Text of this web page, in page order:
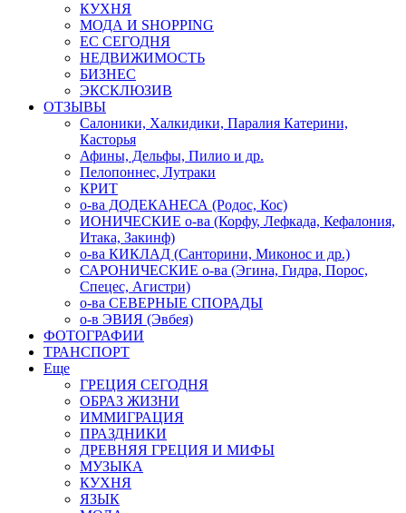
КУХНЯ
МОДА И SHOPPING
ЕС СЕГОДНЯ
НЕДВИЖИМОСТЬ
БИЗНЕС
ЭКСКЛЮЗИВ
ОТЗЫВЫ
Салоники, Халкидики, Паралия Катерини,
Касторья
Афины, Дельфы, Пилио и др.
Пелопоннес, Лутраки
КРИТ
о-ва ДОДЕКАНЕСА (Родос, Кос)
ИОНИЧЕСКИЕ о-ва (Корфу, Лефкада, Кефалония,
Итака, Закинф)
о-ва КИКЛАД (Санторини, Миконос и др.)
САРОНИЧЕСКИЕ о-ва (Эгина, Гидра, Порос,
Спецес, Агистри)
о-ва СЕВЕРНЫЕ СПОРАДЫ
о-в ЭВИЯ (Эвбея)
ФОТОГРАФИИ
ТРАНСПОРТ
Еще
ГРЕЦИЯ СЕГОДНЯ
ОБРАЗ ЖИЗНИ
ИММИГРАЦИЯ
ПРАЗДНИКИ
ДРЕВНЯЯ ГРЕЦИЯ И МИФЫ
МУЗЫКА
КУХНЯ
ЯЗЫК